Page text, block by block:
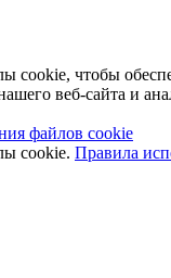
cookie, чтобы
веб-сайта и
файлов cookie
cookie. Правила